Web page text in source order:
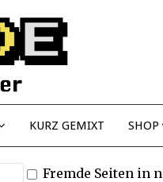
KURZ GEMIXT SHOP
Fremde Seiten in